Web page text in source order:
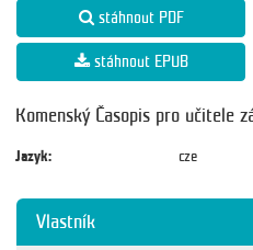
stáhnout PDF
stáhnout EPUB
Komenský Časopis pro učitele
Jazyk: cze
Vlastník